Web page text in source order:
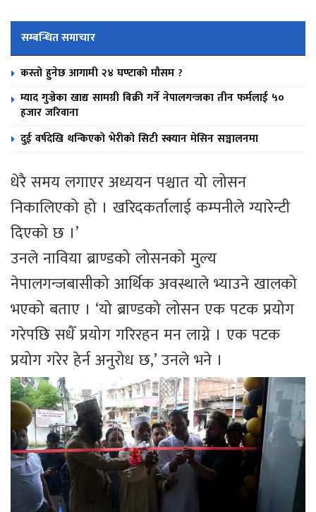
सम्बन्धित समाचार
कस्तो हुनेछ आगामी २४ घण्टाको मौसम ?
म्याद गुज्रेका खाद्य सामग्री बिक्री गर्ने नेपालगन्जका तीन फर्मलाई ५०
हजार जरिवाना
दुई वर्षदेखि थन्किएको भेरीको सिटी स्क्यान मेसिन सञ्चालनमा
धेरै समय लगाएर अध्ययन पश्चात यो लोसन
निकालिएको हो । खरिदकर्तालाई कम्पनीले ग्यारेन्टी
दिएको छ ।’
उनले नाविया ब्राण्डको लोसनको मुल्य
नेपालगन्जबासीको आर्थिक अवस्थाले भ्याउने खालको
भएको बताए । ‘यो ब्राण्डको लोसन एक पटक प्रयोग
गरेपछि सधैँ प्रयोग गरिरहन मन लाग्ने । एक पटक
प्रयोग गरेर हेर्न अनुरोध छ,’ उनले भने ।